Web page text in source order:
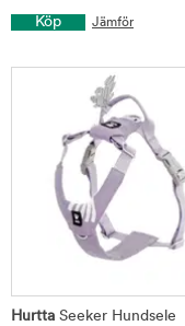
Köp Jämför
Hurtta Seeker Hundsele